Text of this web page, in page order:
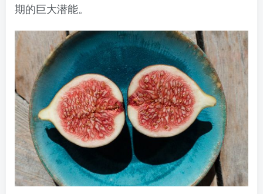
期的巨大潜能。